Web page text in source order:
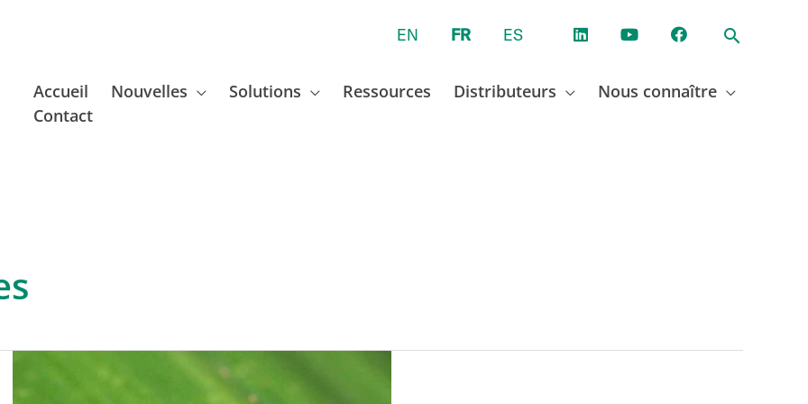
EN FR ES
Accueil Nouvelles Solutions Ressources Distributeurs
Nous connaître
Contact